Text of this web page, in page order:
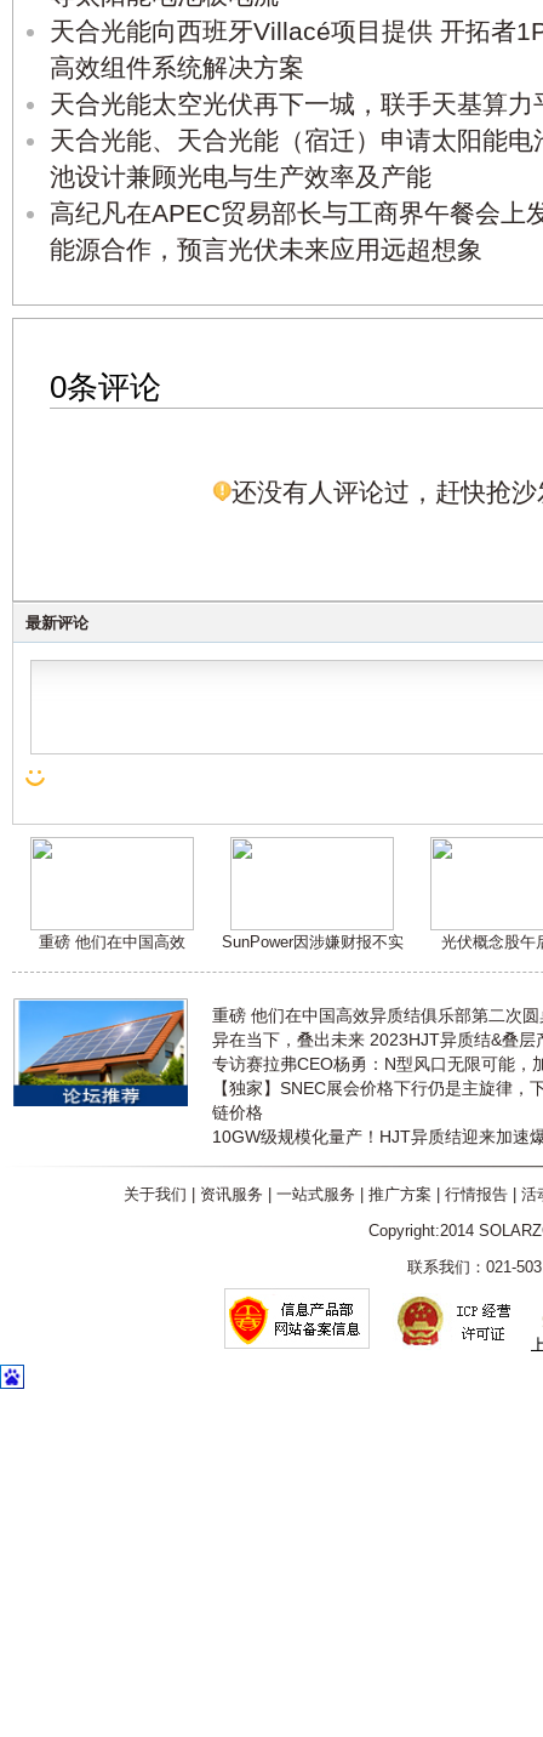
天合光能向西班牙Villacé项目提供 开拓者
高效组件系统解决方案
天合光能太空光伏再下一城，联手天基算
天合光能、天合光能（宿迁）申请太阳能
池设计兼顾光电与生产效率及产能
高纪凡在APEC贸易部长与工商界午餐会上
能源合作，预言光伏未来应用远超想象
0条评论
还没有人评论过，赶快抢沙
最新评论
重磅 他们在中国高效 SunPower因涉嫌财报不实 光伏概念股午
重磅 他们在中国高效异质结俱乐部第二次
异在当下，叠出未来 2023HJT异质结&叠层
专访赛拉弗CEO杨勇：N型风口无限可能，
【独家】SNEC展会价格下行仍是主旋律，
链价格
10GW级规模化量产！HJT异质结迎来加速
关于我们 资讯服务 一站式服务 推广方案 行情报告| 活
Copyright:2014
联系我们：021-